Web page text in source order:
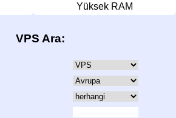
Yüksek RAM
VPS Ara: